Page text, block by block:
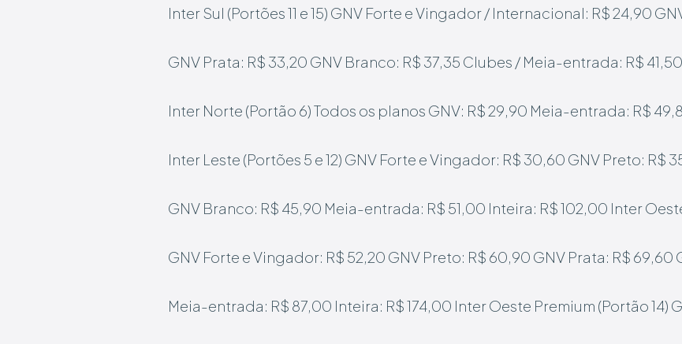
Inter Sul (Portões 11 e 15) GNV Forte e Vingador / Internacional: R$ 24,90
GNV Prata: R$ 33,20 GNV Branco: R$ 37,35 Clubes / Meia-entrada: R$ 41,50
Inter Norte (Portão 6)Todos os planos GNV: R$ 29,90 Meia-entrada: R$
Inter Leste (Portões 5 e 12) GNV Forte e Vingador: R$ 30,60 GNV Preto: R$
GNV Branco: R$ 45,90 Meia-entrada: R$ 51,00 Inteira: R$ 102,00 Inter
GNV Forte e Vingador: R$ 52,20 GNV Preto: R$ 60,90 GNV Prata: R$ 69,60
Meia-entrada: R$ 87,00 Inteira: R$ 174,00 Inter Oeste Premium (Portão 14)